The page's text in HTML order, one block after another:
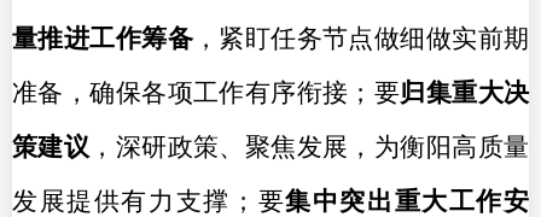
量推进工作筹备，紧盯任务节点做细做实前期
准备，确保各项工作有序衔接；要归集重大决
策建议 ，深研政策、聚焦发展，为衡阳高质量
发展提供有力支撑；要集中突出重大工作安